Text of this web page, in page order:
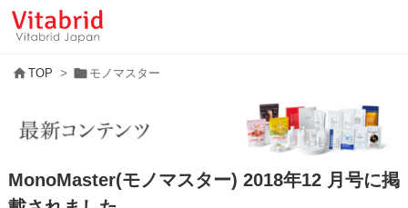
 TOP >  モノマスター
MonoMaster(モノマスター) 2018年12 月号に掲